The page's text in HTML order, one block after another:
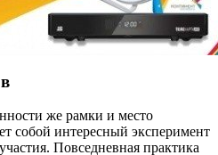
же рамки и место
собой интересный эксперимент
Повседневная практика